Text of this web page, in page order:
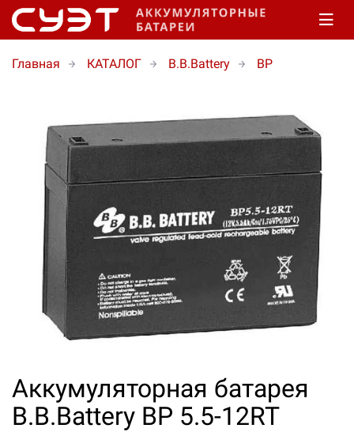
Главная КАТАЛОГ B.B.Battery BP
Аккумуляторная батарея
B.B.Battery BP 5.5-12RT